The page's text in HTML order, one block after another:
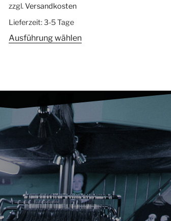
zzgl.Versandkosten
Lieferzeit:3-5 Tage
Ausführung wählen